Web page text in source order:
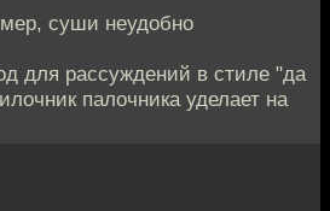
суши неудобно
для рассуждений в стиле "да
палочника уделает на